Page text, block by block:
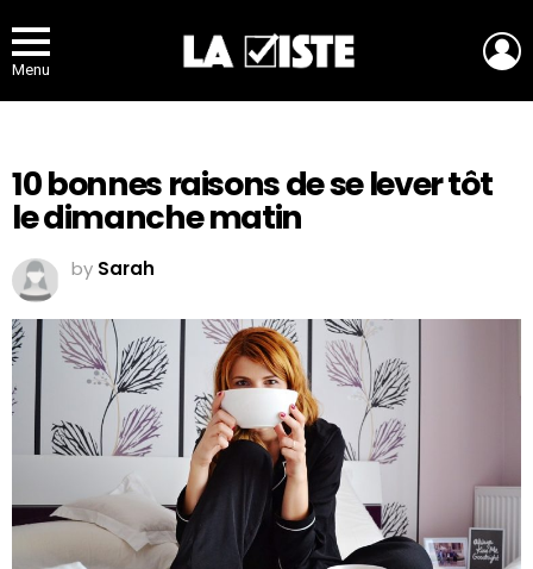
Menu
10 bonnes raisons de se lever tôt
le dimanche matin
by Sarah